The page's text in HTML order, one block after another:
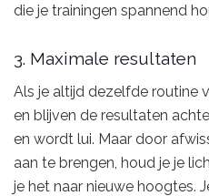
die je trainingen spannend
3. Maximale resultaten
Als je altijd dezelfde routine
en blijven de resultaten
en wordt lui. Maar door
aan te brengen, houd je je
je het naar nieuwe hoogtes.